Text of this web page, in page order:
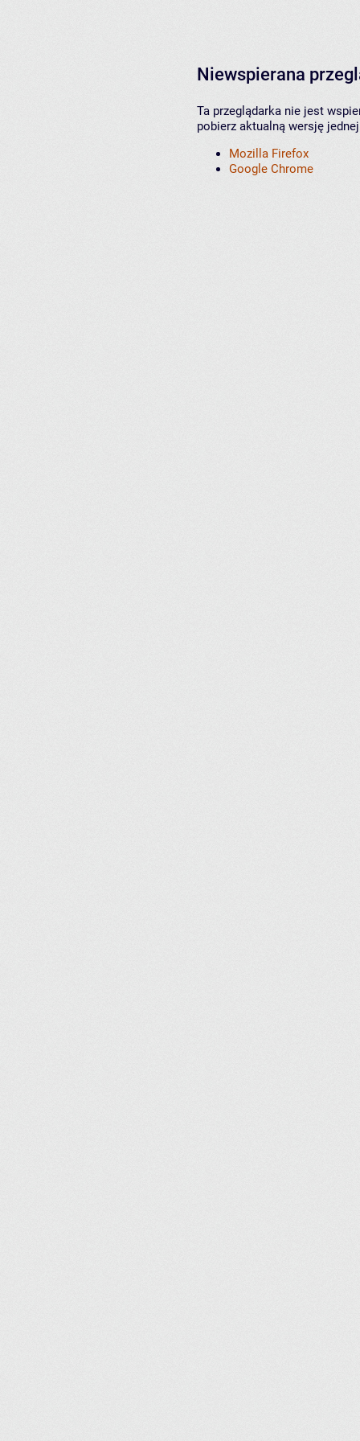
Niewspierana
Ta przeglądarka nie jest
pobierz aktualną wersję
Mozilla Firefox
Google Chrome